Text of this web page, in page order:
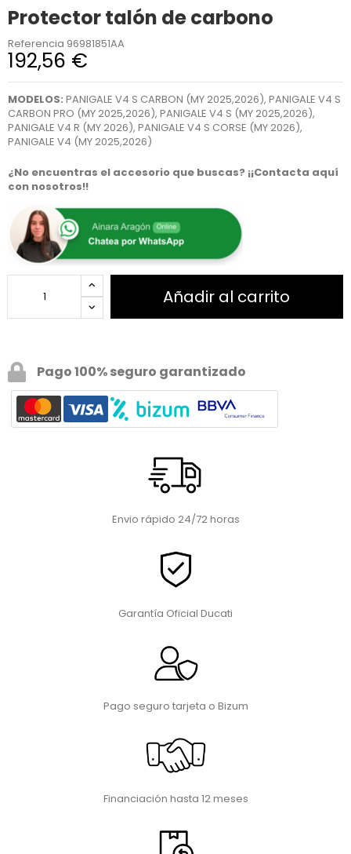
Protector talón de carbono
Referencia 96981851AA
192,56 €
MODELOS: PANIGALE V4 S CARBON (MY 2025,2026), PANIGALE V4 S
CARBON PRO (MY 2025,2026), PANIGALE V4 S (MY 2025,2026),
PANIGALE V4 R (MY 2026), PANIGALE V4 S CORSE (MY 2026),
PANIGALE V4 (MY 2025,2026)
¿No encuentras el accesorio que buscas? ¡¡Contacta aquí
con nosotros!!
Añadir al carrito
Pago 100% seguro garantizado
Envio rápido 24/72 horas
Garantía Oficial Ducati
Pago seguro tarjeta o Bizum
Financiación hasta 12 meses